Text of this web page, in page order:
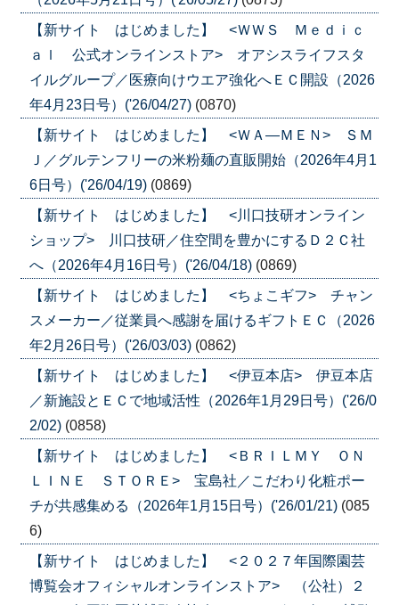
【新サイト はじめました】 <ＷＷＳ Ｍｅｄｉｃ
ａｌ 公式オンラインストア> オアシスライフスタ
イルグループ／医療向けウエア強化へＥＣ開設（2026
年4月23日号）('26/04/27) (0870)
【新サイト はじめました】 <ＷＡ―ＭＥＮ> ＳＭ
Ｊ／グルテンフリーの米粉麺の直販開始（2026年4月1
6日号）('26/04/19) (0869)
【新サイト はじめました】 <川口技研オンライン
ショップ> 川口技研／住空間を豊かにするＤ２Ｃ社
へ（2026年4月16日号）('26/04/18) (0869)
【新サイト はじめました】 <ちょこギフ> チャン
スメーカー／従業員へ感謝を届けるギフトＥＣ（2026
年2月26日号）('26/03/03) (0862)
【新サイト はじめました】 <伊豆本店> 伊豆本店
／新施設とＥＣで地域活性（2026年1月29日号）('26/0
2/02) (0858)
【新サイト はじめました】 <ＢＲＩＬＭＹ ＯＮ
ＬＩＮＥ ＳＴＯＲＥ> 宝島社／こだわり化粧ポー
チが共感集める（2026年1月15日号）('26/01/21) (085
6)
【新サイト はじめました】 <２０２７年国際園芸
博覧会オフィシャルオンラインストア> （公社）２